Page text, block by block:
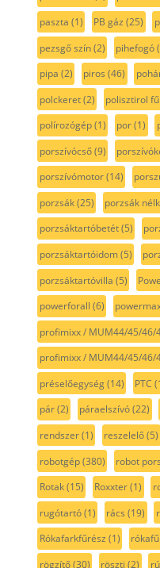
paszta (1) PB gáz (25)
pezsgő szín(2) pihefogó
pipa (2) piros (46)
polckeret(2) polisztirol
polírozógép(1) por(1)
porszívócső(9)
porszívómotor(14)
porzsák(25) porzsák
porzsáktartóbetét(5)
porzsáktartóidom(5)
porzsáktartóvilla (5)
powerforall (6)
profimixx / MUM44/45/46/
profimixx / MUM44/45/46/
préselőegység(14) PTC
pár(2) páraelszívó(22)
rendszer(1) reszelelő(5)
robotgép(380) robot
Rotak(15) Roxxter(1)
rugótartó(1) rács (19)
Rókafarkfűrész (1)
rögzítő(30) röszti (2)